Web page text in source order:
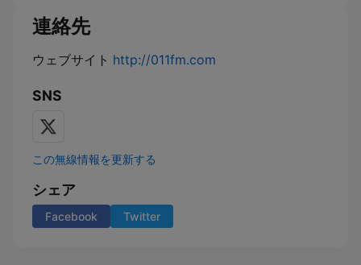
連絡先
ウェブサイト http://011fm.com
SNS
この無線情報を更新する
シェア
Facebook Twitter